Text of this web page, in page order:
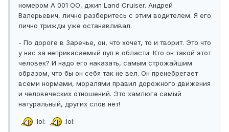
номером А 001 ОО, джип Land Cruiser. Андрей
Валерьевич, лично разберитесь с этим водителем. Я его
лично трижды уже останавливал.
- По дороге в Заречье, он, что хочет, то и творит. Это что
у нас за неприкасаемый пуп в области. Кто он такой этот
человек? И надо его наказать, самым строжайшим
образом, что бы он себя так не вел. Он пренебрегает
всеми нормами, моралями правил дорожного движения
и человеческих отношений. Это хамлюга самый
натуральный, других слов нет!
:lol: :lol: